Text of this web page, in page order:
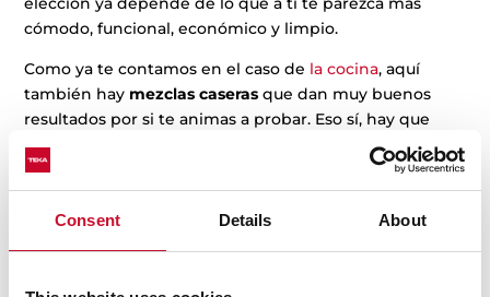
Consent Details About
cómodo, funcional, económico y limpio.
Como ya te contamos en el caso de la cocina, aquí
también hay mezclas caseras que dan muy buenos
resultados por si te animas a probar. Eso sí, hay que
tener en cuenta que algunas de ellas pueden salirte
mucho más caras que los limpiadores industriales.